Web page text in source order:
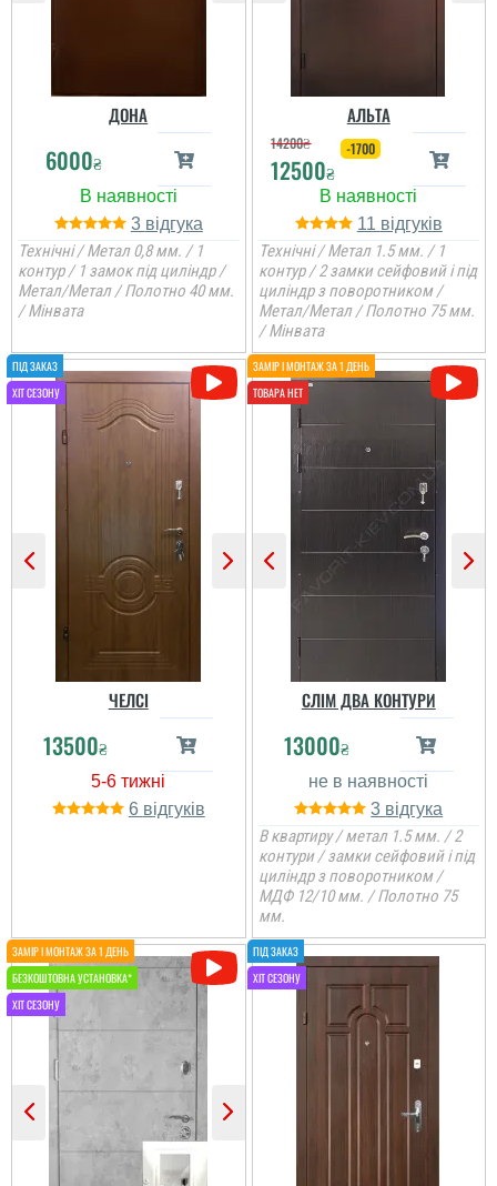
Ігор
ДОНА
6000₴
3
Технічні / Метал 0,8 мм. / 1
контур / 1 замок під циліндр /
Метал/Метал / Полотно 40 мм.
/ Мінвата
АЛЬТА
14200₴
12500₴
-1700
11
Технічні / Метал 1.5 мм. / 1
контур / 2 замки сейфовий і під
циліндр з поворотником /
Метал/Метал / Полотно 75 мм.
/ Мінвата
ЧЕЛСІ
13500₴
6
СЛІМ ДВА КОНТУРИ
13000₴
3
В квартиру / метал 1.5 мм. / 2
контури / замки сейфовий і під
циліндр з поворотником /
МДФ 12/10 мм. / Полотно 75
мм.